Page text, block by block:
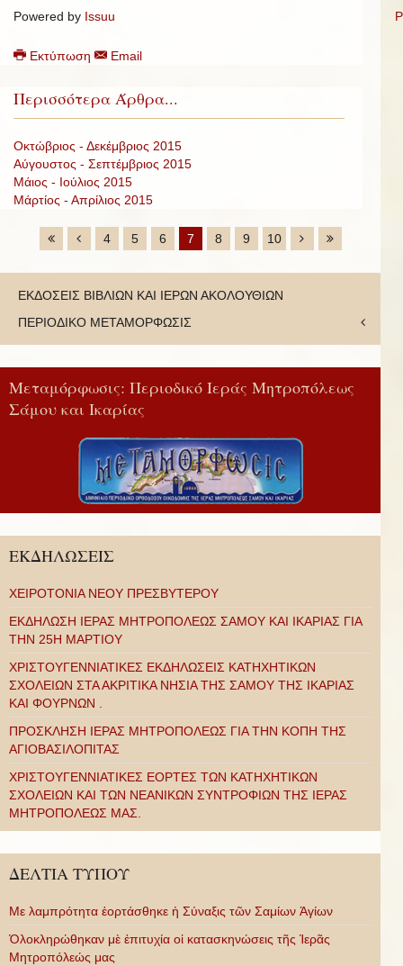
Powered by Issuu
Εκτύπωση Email
Περισσότερα Άρθρα...
Οκτώβριος - Δεκέμβριος 2015
Αύγουστος - Σεπτέμβριος 2015
Μάιος - Ιούλιος 2015
Μάρτίος - Απρίλιος 2015
4 5 6 7 8 9 10
ΕΚΔΟΣΕΙΣ ΒΙΒΛΙΩΝ ΚΑΙ ΙΕΡΩΝ ΑΚΟΛΟΥΘΙΩΝ
ΠΕΡΙΟΔΙΚΟ ΜΕΤΑΜΟΡΦΩΣΙΣ
Μεταμόρφωσις: Περιοδικό Ιεράς Μητροπόλεως
Σάμου και Ικαρίας
ΕΚΔΗΛΩΣΕΙΣ
ΧΕΙΡΟΤΟΝΙΑ ΝΕΟΥ ΠΡΕΣΒΥΤΕΡΟΥ
ΕΚΔΗΛΩΣΗ ΙΕΡΑΣ ΜΗΤΡΟΠΟΛΕΩΣ ΣΑΜΟΥ ΚΑΙ ΙΚΑΡΙΑΣ ΓΙΑ
ΤΗΝ 25Η ΜΑΡΤΙΟΥ
ΧΡΙΣΤΟΥΓΕΝΝΙΑΤΙΚΕΣ ΕΚΔΗΛΩΣΕΙΣ ΚΑΤΗΧΗΤΙΚΩΝ
ΣΧΟΛΕΙΩΝ ΣΤΑ ΑΚΡΙΤΙΚΑ ΝΗΣΙΑ ΤΗΣ ΣΑΜΟΥ ΤΗΣ ΙΚΑΡΙΑΣ
ΚΑΙ ΦΟΥΡΝΩΝ .
ΠΡΟΣΚΛΗΣΗ ΙΕΡΑΣ ΜΗΤΡΟΠΟΛΕΩΣ ΓΙΑ ΤΗΝ ΚΟΠΗ ΤΗΣ
ΑΓΙΟΒΑΣΙΛΟΠΙΤΑΣ
ΧΡΙΣΤΟΥΓΕΝΝΙΑΤΙΚΕΣ ΕΟΡΤΕΣ ΤΩΝ ΚΑΤΗΧΗΤΙΚΩΝ
ΣΧΟΛΕΙΩΝ ΚΑΙ ΤΩΝ ΝΕΑΝΙΚΩΝ ΣΥΝΤΡΟΦΙΩΝ ΤΗΣ ΙΕΡΑΣ
ΜΗΤΡΟΠΟΛΕΩΣ ΜΑΣ.
ΔΕΛΤΙΑ ΤΥΠΟΥ
Με λαμπρότητα ἑορτάσθηκε ἡ Σύναξις τῶν Σαμίων Ἁγίων
Ὁλοκληρώθηκαν μὲ ἐπιτυχία οἱ κατασκηνώσεις τῆς Ἱερᾶς
Μητροπόλεώς μας